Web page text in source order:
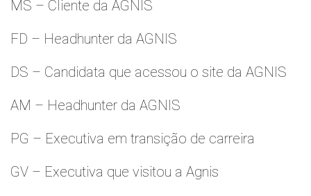
MS – Cliente da AGNIS
FD – Headhunter da AGNIS
DS – Candidata que acessou o site da AGNIS
AM – Headhunter da AGNIS
PG – Executiva em transição de carreira
GV – Executiva que visitou a Agnis